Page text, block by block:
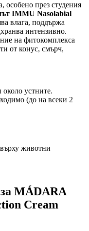
особено през студения
IMMU Nasolabial
влага, поддържа
интензивно.
на фитокомплекса
от конус, смърч,
устните.
(до на всеки 2
върху животни
MÁDARA
Cream